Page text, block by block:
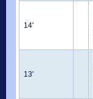
14'
13'